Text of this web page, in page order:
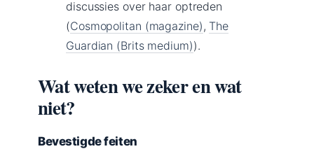
discussies over haar optreden
(Cosmopolitan (magazine) ,The
Guardian (Brits medium)).
Wat weten we zeker en wat
niet?
Bevestigde feiten